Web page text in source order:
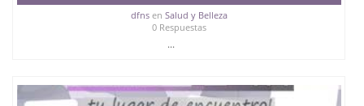
dfnsen Salud y Belleza
0 Respuestas
...